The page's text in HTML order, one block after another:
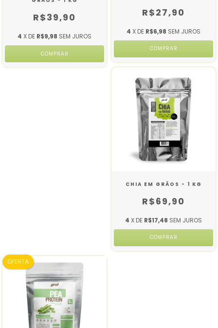
R$39,90
4 X DE R$9,98 SEM JUROS
R$27,90
4 X DE R$6,98 SEM JUROS
CHIA EM GRÃOS - 1 KG
R$69,90
4 X DE R$17,48 SEM JUROS
OFERTA